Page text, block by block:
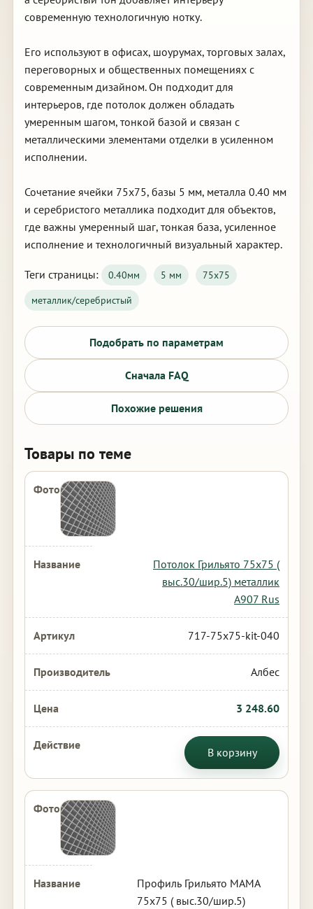
современную технологичную нотку.
Его используют в офисах, шоурумах, торговых залах,
переговорных и общественных помещениях с
современным дизайном. Он подходит для
интерьеров, где потолок должен обладать
умеренным шагом, тонкой базой и связан с
металлическими элементами отделки в усиленном
исполнении.
Сочетание ячейки 75х75, базы 5 мм, металла 0.40 мм
и серебристого металлика подходит для объектов,
где важны умеренный шаг, тонкая база, усиленное
исполнение и технологичный визуальный характер.
Теги страницы: 0.40мм 5 мм
75х75
металлик/серебристый
Подобрать по параметрам
Сначала FAQ
Похожие решения
Товары по теме
Потолок Грильято 75х75 (
выс.30/шир.5) металлик
А907 Rus
717-75x75-kit-040
Албес
3 248.60
В корзину
Профиль Грильято МАМА
75х75 ( выс.30/шир.5)